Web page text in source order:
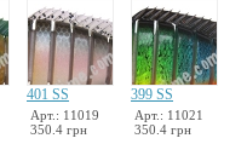
401 SS
Арт.: 11019
350.4 грн
399 SS
Арт.: 11021
350.4 грн